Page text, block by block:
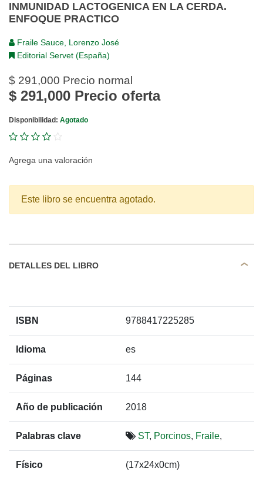
INMUNIDAD LACTOGENICA EN LA CERDA.
ENFOQUE PRACTICO
Fraile Sauce, Lorenzo José
Editorial Servet (España)
$ 291,000 Precio normal
$ 291,000 Precio oferta
Disponibilidad: Agotado
Agrega una valoración
Este libro se encuentra agotado.
DETALLES DEL LIBRO
ISBN 9788417225285
Idioma es
Páginas 144
Año de publicación 2018
Palabras clave ST, Porcinos, Fraile,
Físico (17x24x0cm)